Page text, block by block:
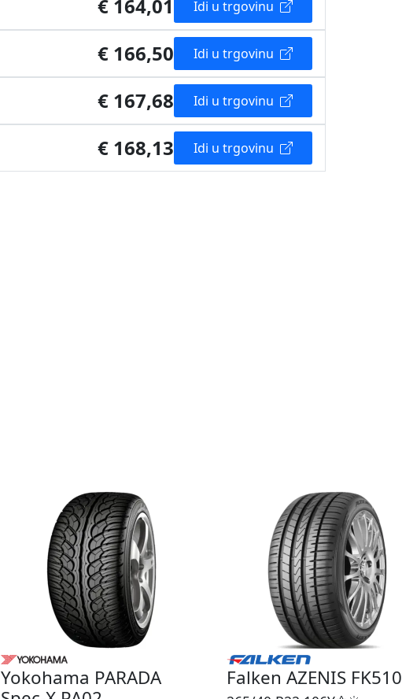
€ 164,01 Idi u trgovinu
€ 166,50 Idi u trgovinu
€ 167,68 Idi u trgovinu
€ 168,13 Idi u trgovinu
Yokohama PARADA
Falken AZENIS FK510